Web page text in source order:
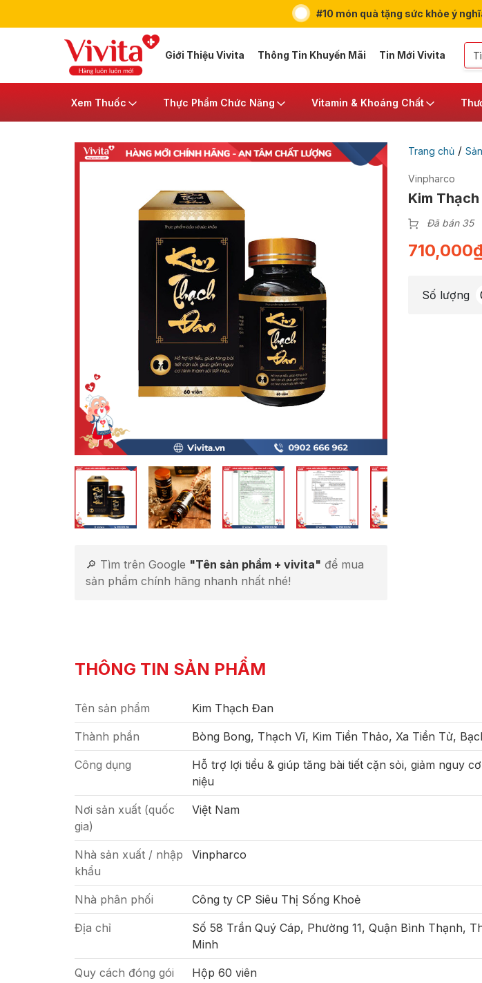
#10 món quà tặng sức khỏe ý
Giới Thiệu Vivita Thông Tin Khuyến Mãi Tin Mới Vivita
Xem Thuốc Thực Phẩm Chức Năng Vitamin & Khoáng Chất
🔎 Tìm trên Google "Tên sản phẩm + vivita" để mua
sản phẩm chính hãng nhanh nhất nhé!
Trang chủ/
Vinpharco
Kim
Đã bán 35
710,000
Số lượng
THÔNG TIN SẢN PHẨM
Tên sản phẩm Kim Thạch Đan
Thành phần Bòng Bong, Thạch Vĩ, Kim Tiền Thảo, Xa Tiền Tử,
Công dụng
Hỗ trợ lợi tiểu & giúp tăng bài tiết cặn sỏi, giảm nguy
niệu
Nơi sản xuất (quốc
gia)
Việt Nam
Nhà sản xuất / nhập
khẩu
Vinpharco
Nhà phân phối Công ty CP Siêu Thị Sống Khoẻ
Địa chỉ
Số 58 Trần Quý Cáp, Phường 11, Quận Bình Thạnh,
Minh
Quy cách đóng gói Hộp 60 viên